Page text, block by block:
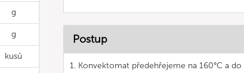
g
g
kusů
Postup
1. Konvektomat předehřejeme na 160°C a